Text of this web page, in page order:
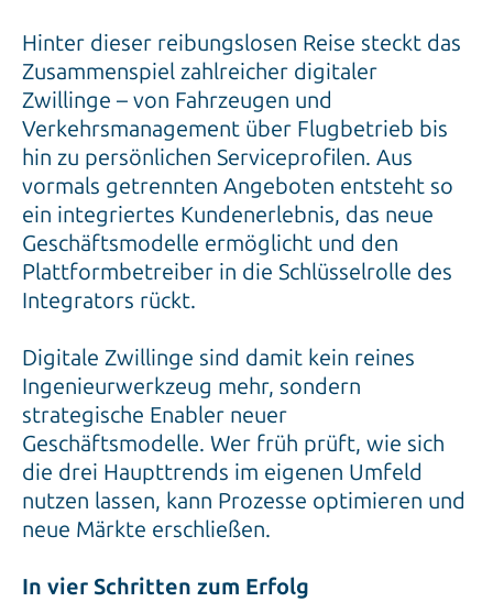
Hinter dieser reibungslosen Reise steckt das
Zusammenspiel zahlreicher digitaler
Zwillinge – von Fahrzeugen und
Verkehrsmanagement über Flugbetrieb bis
hin zu persönlichen Serviceprofilen. Aus
vormals getrennten Angeboten entsteht so
ein integriertes Kundenerlebnis, das neue
Geschäftsmodelle ermöglicht und den
Plattformbetreiber in die Schlüsselrolle des
Integrators rückt.
Digitale Zwillinge sind damit kein reines
Ingenieurwerkzeug mehr, sondern
strategische Enabler neuer
Geschäftsmodelle. Wer früh prüft, wie sich
die drei Haupttrends im eigenen Umfeld
nutzen lassen, kann Prozesse optimieren und
neue Märkte erschließen.
In vier Schritten zum Erfolg